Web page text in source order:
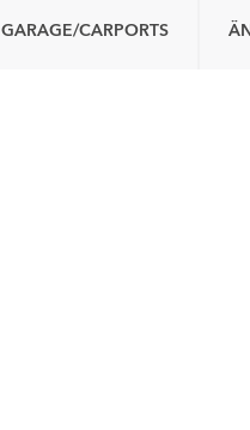
GARAGE/CARPORTS